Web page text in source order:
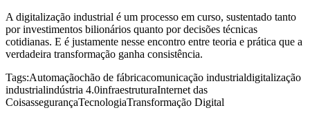
A digitalização industrial é um processo em curso, sustentado tanto
por investimentos bilionários quanto por decisões técnicas
cotidianas. E é justamente nesse encontro entre teoria e prática que a
verdadeira transformação ganha consistência.
Tags:Automaçãochão de fábricacomunicação industrialdigitalização
industrialindústria 4.0infraestruturaInternet das
CoisassegurançaTecnologiaTransformação Digital